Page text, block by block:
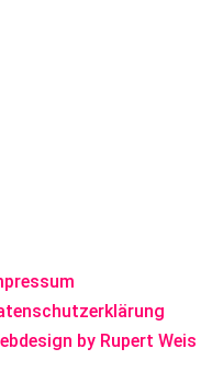
by Rupert Weis